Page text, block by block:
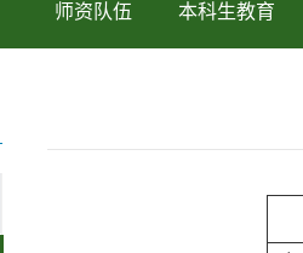
师资队伍 本科生教育